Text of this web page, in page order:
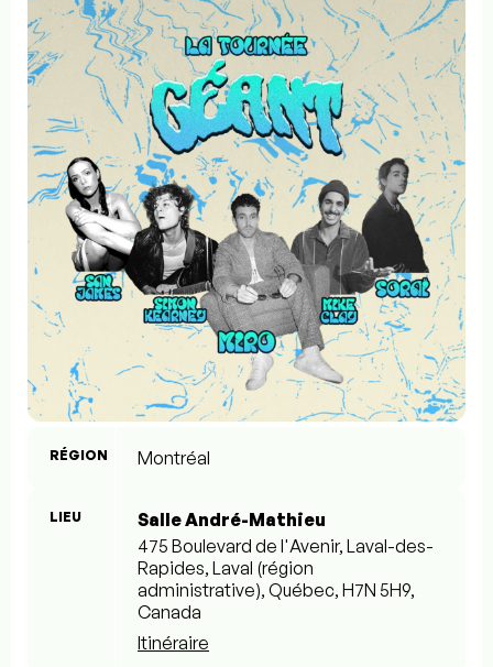
RÉGION Montréal
LIEU
Salle André-Mathieu
475 Boulevard de l'Avenir, Laval-des-
Rapides, Laval (région
administrative), Québec, H7N 5H9,
Canada
Itinéraire